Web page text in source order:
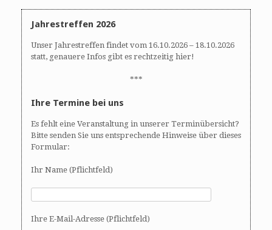
Jahrestreffen 2026
Unser Jahrestreffen findet vom 16.10.2026 – 18.10.2026
statt, genauere Infos gibt es rechtzeitig hier!
***
Ihre Termine bei uns
Es fehlt eine Veranstaltung in unserer Terminübersicht?
Bitte senden Sie uns entsprechende Hinweise über dieses
Formular:
Ihr Name (Pflichtfeld)
Ihre E-Mail-Adresse (Pflichtfeld)